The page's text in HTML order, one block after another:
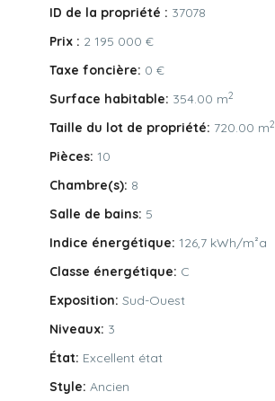
ID de la propriété : 37078
Prix : 2 195 000 €
Taxe foncière: 0 €
Surface habitable: 354.00 m2
Taille du lot de propriété: 720.00 m2
Pièces: 10
Chambre(s): 8
Salle de bains: 5
Indice énergétique: 126,7 kWh/m²a
Classe énergétique: C
Exposition: Sud-Ouest
Niveaux: 3
État: Excellent état
Style: Ancien